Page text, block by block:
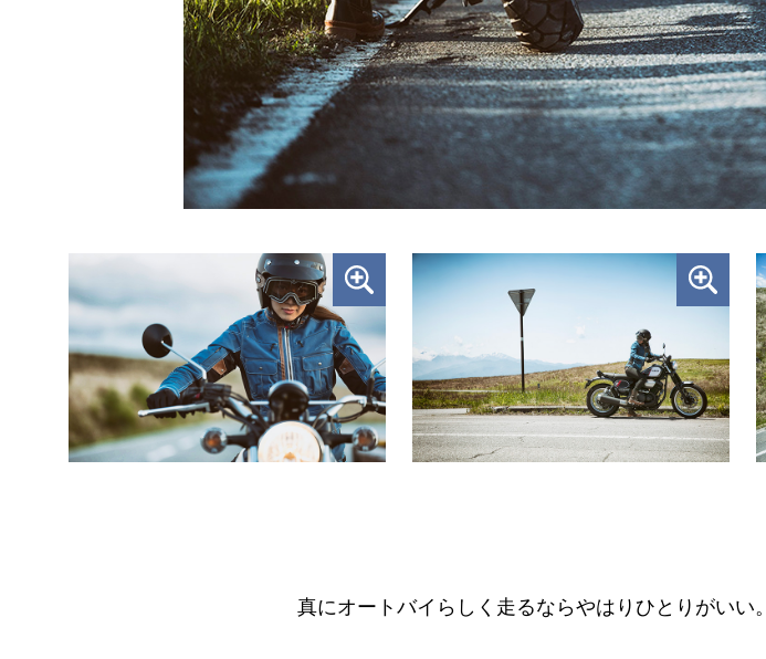
真にオートバイらしく走るならやはりひとりがいい。